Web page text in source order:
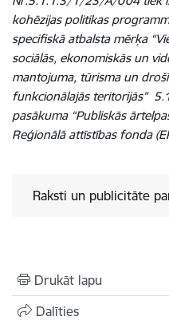
kohēzijas politikas
specifiskā atbalsta mērķa
sociālās, ekonomiskās un
mantojuma, tūrisma un
funkcionālajās teritorijās”
pasākuma “Publiskās
Reģionālā attīstības fonda
Raksti un publicitāte
Drukāt lapu
Dalīties